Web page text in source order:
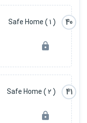
40
( 1 ) Safe Home
41
( 2 ) Safe Home